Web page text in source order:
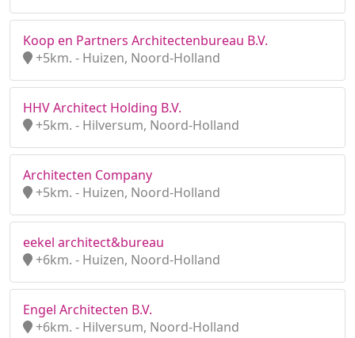
Koop en Partners Architectenbureau B.V.
+5km. - Huizen, Noord-Holland
HHV Architect Holding B.V.
+5km. - Hilversum, Noord-Holland
Architecten Company
+5km. - Huizen, Noord-Holland
eekel architect&bureau
+6km. - Huizen, Noord-Holland
Engel Architecten B.V.
+6km. - Hilversum, Noord-Holland